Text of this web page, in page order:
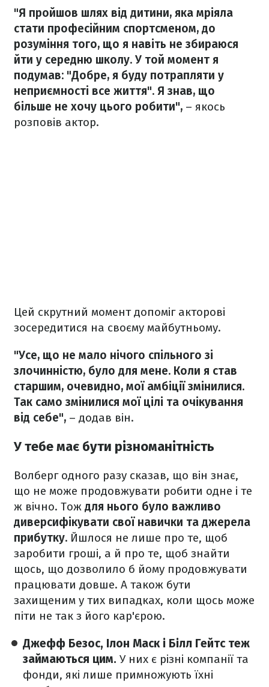
"Я пройшов шлях від дитини, яка мріяла
стати професійним спортсменом, до
розуміння того, що я навіть не збираюся
йти у середню школу. У той момент я
подумав: "Добре, я буду потрапляти у
неприємності все життя". Я знав, що
більше не хочу цього робити", – якось
розповів актор.
Цей скрутний момент допоміг акторові
зосередитися на своєму майбутньому.
"Усе, що не мало нічого спільного зі
злочинністю, було для мене. Коли я став
старшим, очевидно, мої амбіції змінилися.
Так само змінилися мої цілі та очікування
від себе", – додав він.
У тебе має бути різноманітність
Волберг одного разу сказав, що він знає,
що не може продовжувати робити одне і те
ж вічно. Тож для нього було важливо
диверсифікувати свої навички та джерела
прибутку. Йшлося не лише про те, щоб
заробити гроші, а й про те, щоб знайти
щось, що дозволило б йому продовжувати
працювати довше. А також бути
захищеним у тих випадках, коли щось може
піти не так з його кар'єрою.
Джефф Безос, Ілон Маск і Білл Гейтс теж
займаються цим. У них є різні компанії та
фонди, які лише примножують їхні